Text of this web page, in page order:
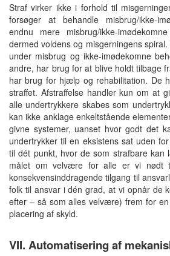
Straf virker ikke i forhold til
forsøger at behandle misbrug/ikke-
endnu mere misbrug/ikke-
dermed voldens og misgerningens
under misbrug og ikke-imødekomne
andre, har brug for at blive holdt tilbage
har brug for hjælp og rehabilitation. De
straffet. Afstraffelse handler kun om at
alle undertrykkere skabes som
kan ikke anklage enkeltstående
givne systemer, uanset hvor godt det
undertrykker til en eksistens sat uden
til dét punkt, hvor de som strafbare kan
målet om velvære for alle er vi nødt
konsekvensinddragende tilgang til
folk til ansvar i dén grad, at vi opnår de
efter – så som alles velvære) frem for
placering af skyld.
VII. Automatisering af